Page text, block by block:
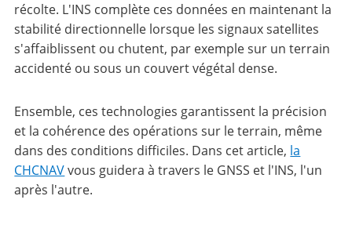
récolte. L'INS complète ces données en maintenant la
stabilité directionnelle lorsque les signaux satellites
s'affaiblissent ou chutent, par exemple sur un terrain
accidenté ou sous un couvert végétal dense.
Ensemble, ces technologies garantissent la précision
et la cohérence des opérations sur le terrain, même
dans des conditions difficiles. Dans cet article, la
CHCNAVvous guidera à travers le GNSS et l'INS, l'un
après l'autre.